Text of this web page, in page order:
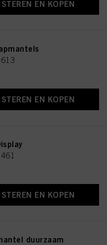
EN KOPEN
EN KOPEN
EN KOPEN
duurzaam